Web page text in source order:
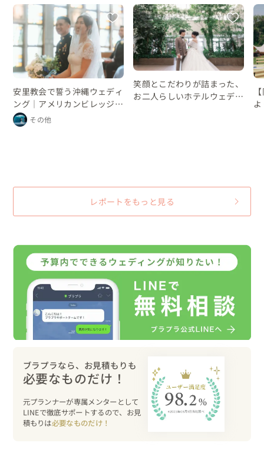
安里教会で誓う沖縄ウェディ
ング｜アメリカンビレッジの
レストランパーティー
その他
笑顔とこだわりが詰まった、
お二人らしいホテルウェディ
レポートをもっと見る
ブラプラなら、お見積もりも
必要なものだけ！
元プランナーが専属メンターとして
LINEで徹底サポートするので、お見
積もりは必要なものだけ！